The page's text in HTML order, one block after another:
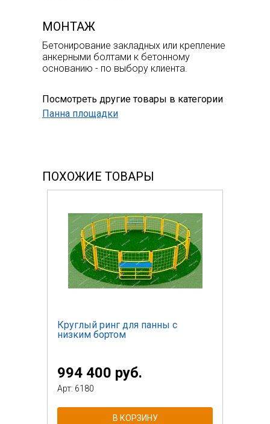
МОНТАЖ
Бетонирование закладных или крепление
анкерными болтами к бетонному
основанию - по выбору клиента.
Посмотреть другие товары в категории
Панна площадки
ПОХОЖИЕ ТОВАРЫ
Круглый ринг для панны с
низким бортом
994 400 руб.
Арт: 6180
В КОРЗИНУ